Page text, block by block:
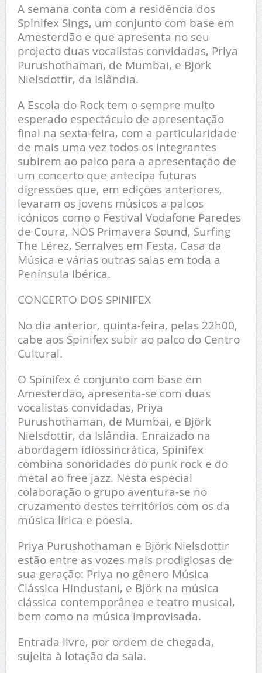
A semana conta com a residência dos
Spinifex Sings, um conjunto com base em
Amesterdão e que apresenta no seu
projecto duas vocalistas convidadas, Priya
Purushothaman, de Mumbai, e Björk
Nielsdottir, da Islândia.
A Escola do Rock tem o sempre muito
esperado espectáculo de apresentação
final na sexta-feira, com a particularidade
de mais uma vez todos os integrantes
subirem ao palco para a apresentação de
um concerto que antecipa futuras
digressões que, em edições anteriores,
levaram os jovens músicos a palcos
icónicos como o Festival Vodafone Paredes
de Coura, NOS Primavera Sound, Surfing
The Lérez, Serralves em Festa, Casa da
Música e várias outras salas em toda a
Península Ibérica.
CONCERTO DOS SPINIFEX
No dia anterior, quinta-feira, pelas 22h00,
cabe aos Spinifex subir ao palco do Centro
Cultural.
O Spinifex é conjunto com base em
Amesterdão, apresenta-se com duas
vocalistas convidadas, Priya
Purushothaman, de Mumbai, e Björk
Nielsdottir, da Islândia. Enraizado na
abordagem idiossincrática, Spinifex
combina sonoridades do punk rock e do
metal ao free jazz. Nesta especial
colaboração o grupo aventura-se no
cruzamento destes territórios com os da
música lírica e poesia.
Priya Purushothaman e Björk Nielsdottir
estão entre as vozes mais prodigiosas de
sua geração: Priya no gênero Música
Clássica Hindustani, e Björk na música
clássica contemporânea e teatro musical,
bem como na música improvisada.
Entrada livre, por ordem de chegada,
sujeita à lotação da sala.